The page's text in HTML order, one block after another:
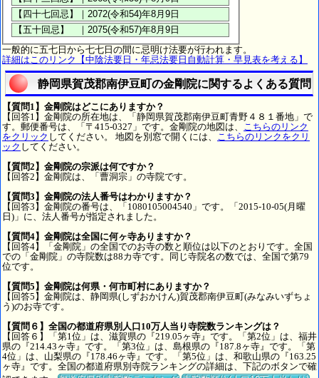
一般的に五七日から七七日の間に忌明け法要が行われます。
詳細はこのリンク【中陰法要日・年忌法要日自動計算・早見表を考える】
静岡県賀茂郡南伊豆町の金剛院に関するよくある質問
【質問1】金剛院はどこにありますか？
【回答1】金剛院の所在地は、「静岡県賀茂郡南伊豆町青野４８１番地」で
す。郵便番号は、「〒415-0327」です。金剛院の地図は、 こちらのリンク
をクリック してください。 地図を別窓で開くには、 こちらのリンクをクリ
ック してください。
【質問2】金剛院の宗派は何ですか？
【回答2】金剛院は、「曹洞宗」の寺院です。
【質問3】金剛院の法人番号はわかりますか？
【回答3】金剛院の番号は、「1080105004540」です。「2015-10-05(月曜
日)」に、法人番号が指定されました。
【質問4】金剛院は全国に何ヶ寺ありますか？
【回答4】「金剛院」の全国でのお寺の数と順位は以下のとおりです。全国
での「金剛院」の寺院数は88カ寺です。同じ寺院名の数では、全国で第79
位です。
【質問5】金剛院は何県・何市町村にありますか？
【回答5】金剛院は、静岡県(しずおかけん)賀茂郡南伊豆町(みなみいずちょ
う)のお寺です。
【質問６】全国の都道府県別人口10万人当り寺院数ランキングは？
【回答６】「第1位」は、滋賀県の『219.05ヶ寺』です。「第2位」は、福井
県の『214.43ヶ寺』です。「第3位」は、島根県の『187.8ヶ寺』です。「第
4位」は、山梨県の『178.46ヶ寺』です。「第5位」は、和歌山県の『163.25
ヶ寺』です。全国の都道府県別寺院ランキングの詳細は、下記のボタンで確